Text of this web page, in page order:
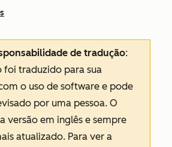
de tradução:
foi traduzido para sua
o uso de software e pode
por uma pessoa. O
versão em inglês e sempre
atualizado. Para ver a